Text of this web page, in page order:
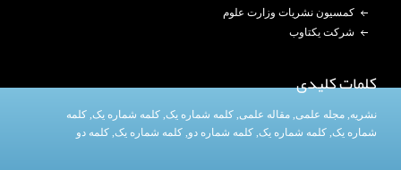
کمسیون نشریات وزارت علوم
شرکت یکتاوب
کلمات کلیدی
نشریه,مجله علمی,مقاله علمی,کلمه شماره یک, کلمه شماره یک,کلمه
شماره یک,کلمه شماره یک, کلمه شماره دو,کلمه شماره یک,کلمه دو